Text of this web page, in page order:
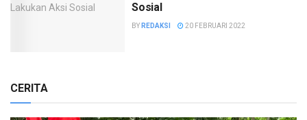
Sosial
BY REDAKSI 20 FEBRUARI 2022
CERITA